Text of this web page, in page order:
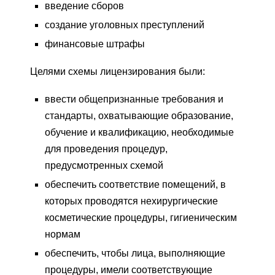
введение сборов
создание уголовных преступлений
финансовые штрафы
Целями схемы лицензирования были:
ввести общепризнанные требования и
стандарты, охватывающие образование,
обучение и квалификацию, необходимые
для проведения процедур,
предусмотренных схемой
обеспечить соответствие помещений, в
которых проводятся нехирургические
косметические процедуры, гигиеническим
нормам
обеспечить, чтобы лица, выполняющие
процедуры, имели соответствующие